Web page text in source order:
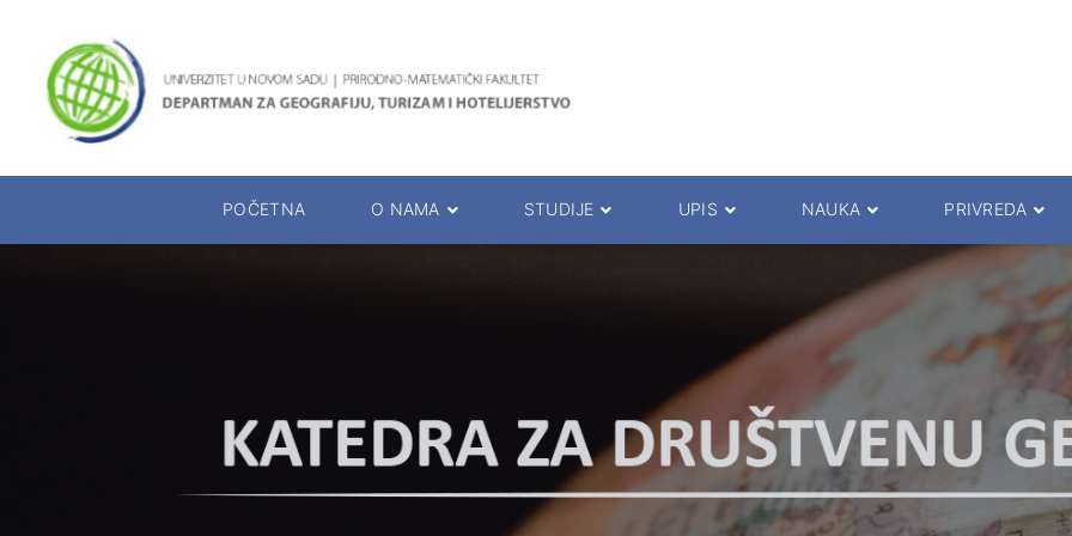
POČETNA O NAMA
Prezentacija departmana
Prezentacija studija
STUDIJE
Raspored ispita i predavanja
Kalendar rada
Rukovodioci i savetnici
UPIS
Prezentacija studija
Osnovne akademske studije
Master akademske studije
NAUKA
Naučni časopisi
Istraživački timovi
Projekti
Konferencija
PRIVREDA
Saradnja sa privredom
Seminari
Studentska praksa
Međunarodna saradnja